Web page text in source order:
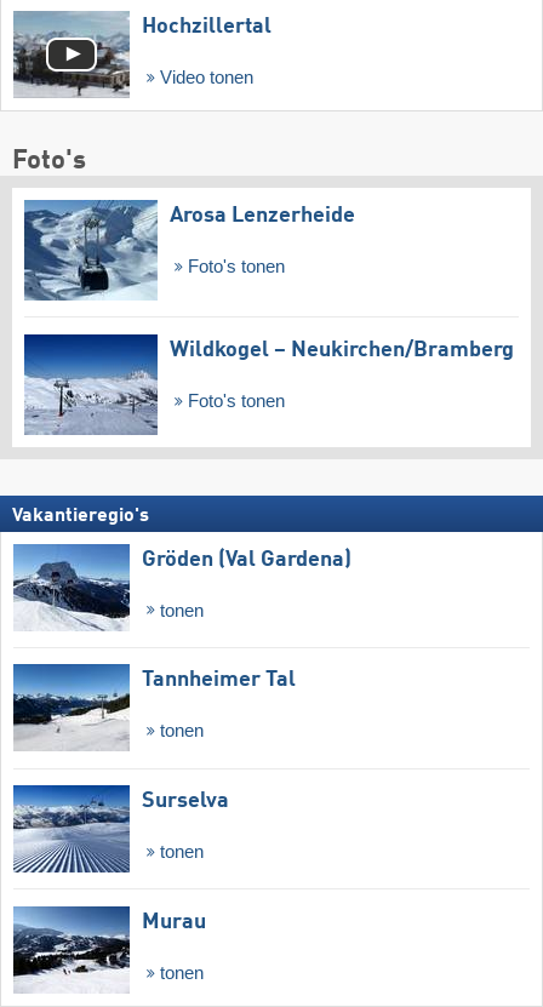
Hochzillertal
Video tonen
Foto's
Arosa Lenzerheide
Foto's tonen
Wildkogel – Neukirchen/​Bramberg
Foto's tonen
Vakantieregio's
Gröden (Val Gardena)
tonen
Tannheimer Tal
tonen
Surselva
tonen
Murau
tonen